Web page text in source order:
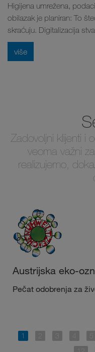
Higijena umrežena,
obilazak je planiran: To
skraćuju. Digitalizacija
više
Zadovoljni klijenti i
veoma važni
realizujemo,
Austrijska eko-
Pečat odobrenja za